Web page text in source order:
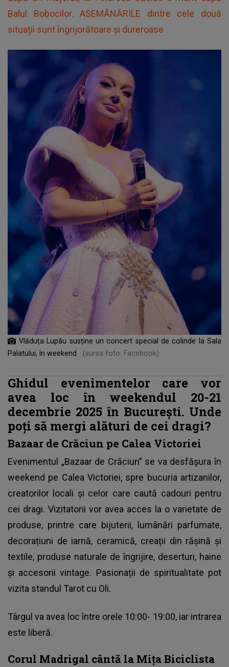
Balul Bobocilor. ASEMĂNĂRILE dintre cele două
situații sunt îngrijorătoare și dureroase
Vlăduța Lupău susține un concert special de colinde la Sala
Palatului, în weekend
(sursa foto: Facebook)
Ghidul evenimentelor care vor
avea loc în weekendul 20-21
decembrie 2025 în București. Unde
poți să mergi alături de cei dragi?
Bazaar de Crăciun pe Calea Victoriei
Evenimentul „Bazaar de Crăciun” se va desfășura în
weekend pe Calea Victoriei, spre bucuria artizanilor,
creatorilor locali și celor care caută cadouri pentru
cei dragi. Vizitatorii vor avea acces la o varietate de
produse, printre care bijuterii, lumânări parfumate,
decorațiuni de iarnă, ceramică, creații din rășină și
textile, produse naturale de îngrijire, deserturi, haine
și accesorii vintage. Pasionații de spiritualitate pot
vizita standul Tarot cu Oli.
Târgul va avea loc între orele 10:00- 19:00, iar intrarea
este liberă.
Corul Madrigal cântă la Mița Biciclista